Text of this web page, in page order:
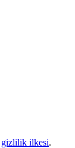
gizlilik ilkesi.